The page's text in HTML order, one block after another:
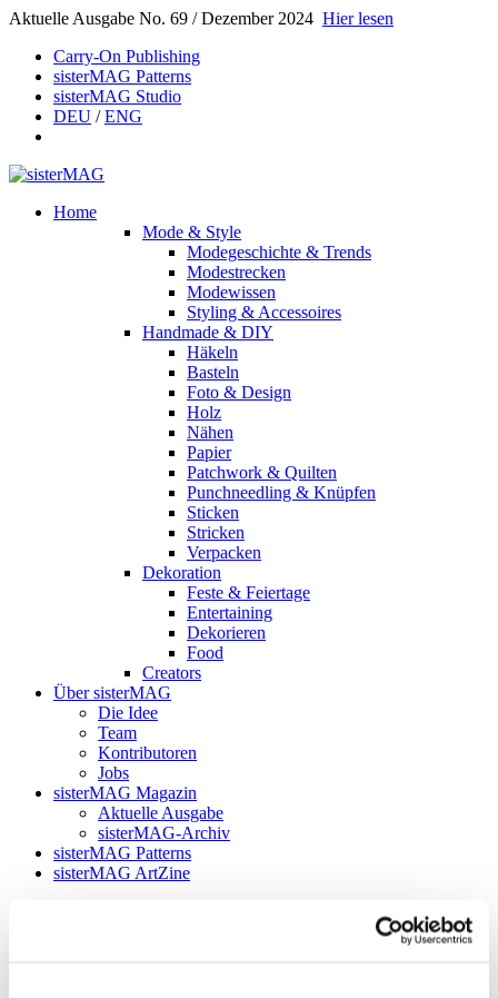
Aktuelle Ausgabe No. 69 / Dezember 2024 Hier lesen
Carry-On Publishing
sisterMAG Patterns
sisterMAG Studio
DEU /ENG
Home
Mode & Style
Modegeschichte & Trends
Modestrecken
Modewissen
Styling & Accessoires
Handmade & DIY
Häkeln
Basteln
Foto & Design
Holz
Nähen
Papier
Patchwork & Quilten
Punchneedling & Knüpfen
Sticken
Stricken
Verpacken
Dekoration
Feste & Feiertage
Entertaining
Dekorieren
Food
Creators
Über sisterMAG
Die Idee
Team
Kontributoren
Jobs
sisterMAG Magazin
Aktuelle Ausgabe
sisterMAG-Archiv
sisterMAG Patterns
sisterMAG ArtZine